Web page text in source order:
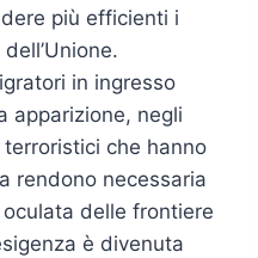
più efficienti i
in ingresso
apparizione, negli
che hanno
rendono necessaria
delle frontiere
è divenuta